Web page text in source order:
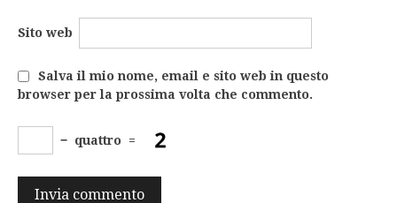
Sito web
Salva il mio nome, email e sito web in questo
browser per la prossima volta che commento.
− quattro =